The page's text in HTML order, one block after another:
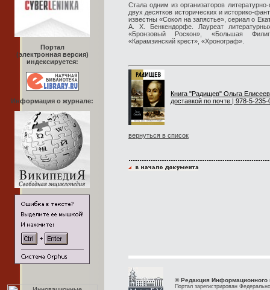
Портал
(электронная версия)
индексируется:
Информация о журнале:
Стала одним из организаторов
двух десятков исторических и историко-
известны «Сокол на запястье», сериал о
А. Х. Бенкендорфе. Лауреат
«Бронзовый Роскон», «Большая
«Карамзинский крест», «Хронограф».
Книга "Радищев" Ольга
доставкой по почте | 978-5-
вернуться в список
© Редакция Информационного
Портал зарегистрирован